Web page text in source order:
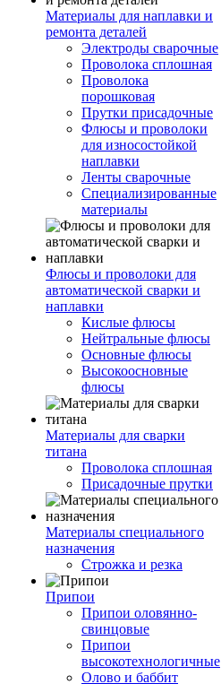
Материалы для наплавки и
ремонта деталей
Электроды сварочные
Проволока сплошная
Проволока
порошковая
Прутки присадочные
Флюсы и проволоки
для износостойкой
наплавки
Ленты сварочные
Специализированные
материалы
Флюсы и проволоки для
автоматической сварки и
наплавки
Кислые флюсы
Нейтральные флюсы
Основные флюсы
Высокоосновные
флюсы
Материалы для сварки
титана
Проволока сплошная
Присадочные прутки
Материалы специального
назначения
Строжка и резка
Припои
Припои оловянно-
свинцовые
Припои
высокотехнологичные
Олово и баббит